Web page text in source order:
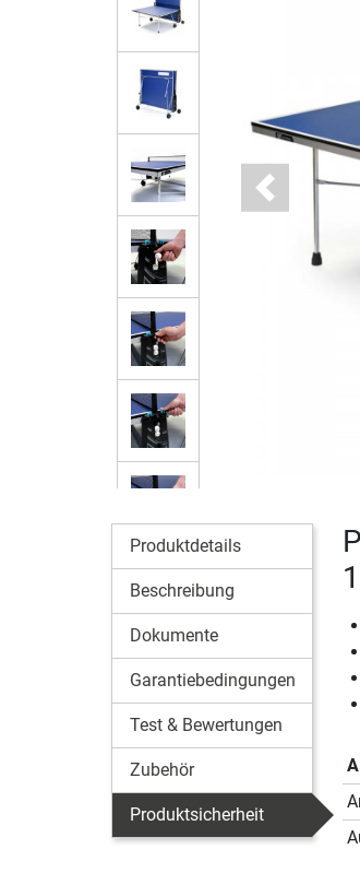
Previous
Produktdetails
Beschreibung
Dokumente
Garantiebedingungen
Test & Bewertungen
Zubehör
Produktsicherheit